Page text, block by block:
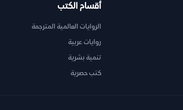
أقسام الكتب
الروايات العالمية المترجمة
روايات عربية
تنمية بشرية
كتب حصرية